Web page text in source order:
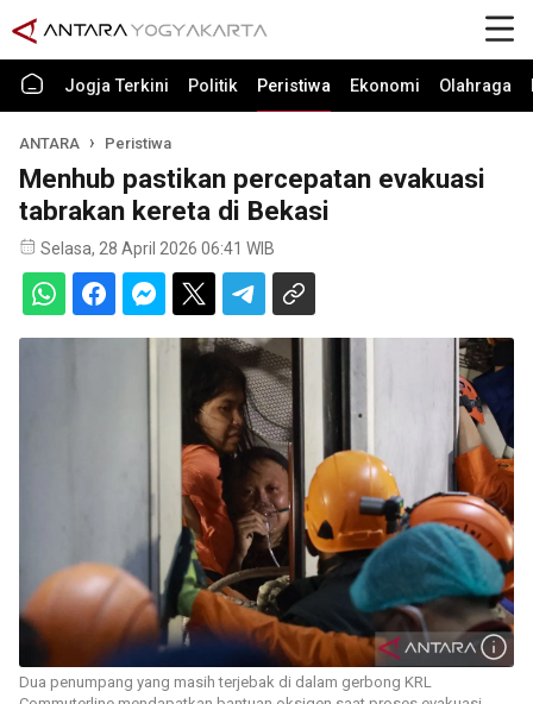
Jogja Terkini Politik Peristiwa Ekonomi Olahraga
ANTARA Peristiwa
Menhub pastikan percepatan evakuasi
tabrakan kereta di Bekasi
Selasa, 28 April 2026 06:41 WIB
Dua penumpang yang masih terjebak di dalam gerbong KRL